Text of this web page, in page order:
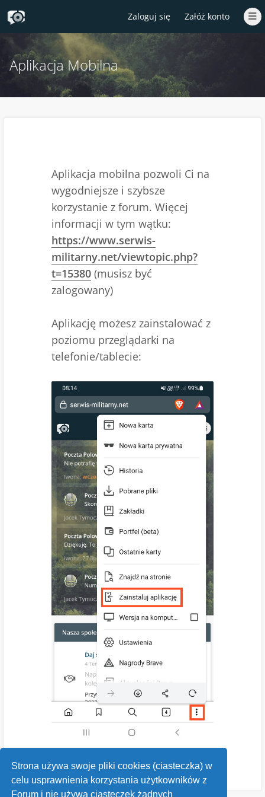
Strona używa swoje pliki cookies (ciasteczka) w
celu usprawnienia korzystania użytkowników z
Forum i nie używa ciasteczek żadnych
Zaloguj się Załóż konto
Aplikacja Mobilna
Aplikacja mobilna pozwoli Ci na
wygodniejsze i szybsze
korzystanie z forum. Więcej
informacji w tym wątku:
https://www.serwis-
militarny.net/viewtopic.php?
t=15380 (musisz być
zalogowany)
Aplikację możesz zainstalować z
poziomu przeglądarki na
telefonie/tablecie: